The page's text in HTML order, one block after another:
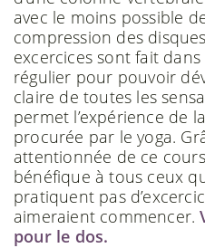
avec le moins possible
compression des
excercices sont fait
régulier pour pouvoir
claire de toutes les
permet l’expérience de
procurée par le yoga.
attentionnée de ce
bénéfique à tous ceux
pratiquent pas
aimeraient commencer.
pour le dos.